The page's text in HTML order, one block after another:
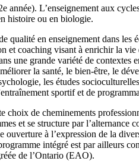
L’enseignement aux
histoire ou en biologie.
qualité en enseignement dans
et coaching visant à enrichir la
une grande variété de
la santé, le bien-être, le
les études
sportif et de
de cheminements
et se structure par
à l’expression de la
intégré est par ailleurs
de l’Ontario (EAO).